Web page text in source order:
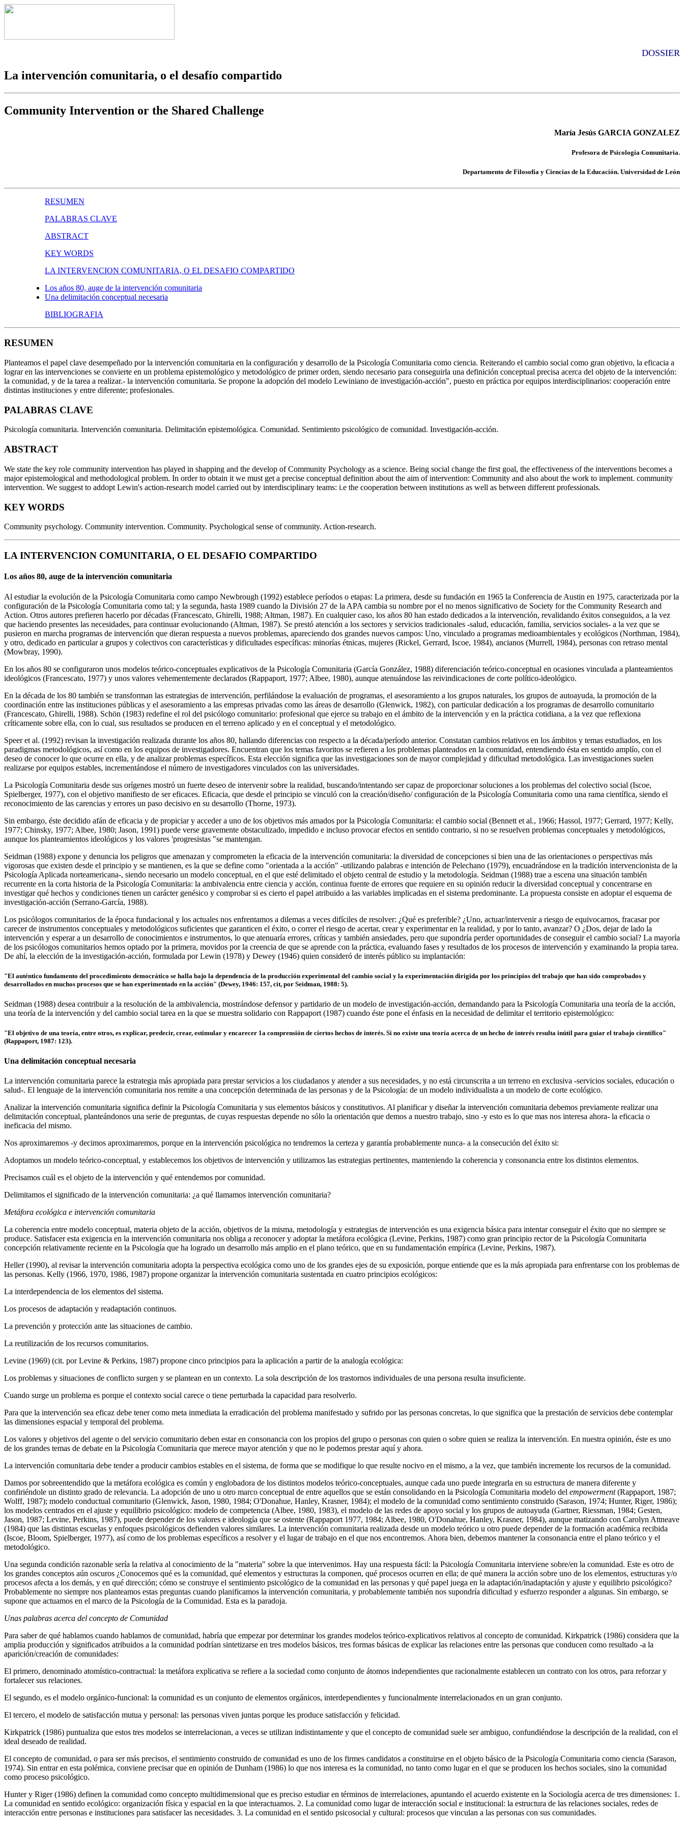
DOSSIER
La intervención comunitaria, o el desafío compartido
Community Intervention or the Shared Challenge
María Jesús GARCIA GONZALEZ
Profesora de Psicología Comunitaria.
Departamento de Filosofía y Ciencias de la Educación. Universidad de León
RESUMEN
PALABRAS CLAVE
ABSTRACT
KEY WORDS
LA INTERVENCION COMUNITARIA, O EL DESAFIO COMPARTIDO
Los años 80, auge de la intervención comunitaria
Una delimitación conceptual necesaria
BIBLIOGRAFIA
RESUMEN
Planteamos el papel clave desempeñado por la intervención comunitaria en la configuración y desarrollo de la Psicología Comunitaria como ciencia. Reiterando el cambio social como gran objetivo, la eficacia a
lograr en las intervenciones se convierte en un problema epistemológico y metodológico de primer orden, siendo necesario para conseguirla una definición conceptual precisa acerca del objeto de la intervención:
la comunidad, y de la tarea a realizar.- la intervención comunitaria. Se propone la adopción del modelo Lewiniano de investigación-acción", puesto en práctica por equipos interdisciplinarios: cooperación entre
distintas instituciones y entre diferente; profesionales.
PALABRAS CLAVE
Psicología comunitaria. Intervención comunitaria. Delimitación epistemológica. Comunidad. Sentimiento psicológico de comunidad. Investigación-acción.
ABSTRACT
We state the key role community intervention has played in shapping and the develop of Community Psychology as a science. Being social change the first goal, the effectiveness of the interventions becomes a
major epistemological and methodological problem. In order to obtain it we must get a precise conceptual definition about the aim of intervention: Community and also about the work to implement. community
intervention. We suggest to addopt Lewin's action-research model carried out by interdisciplinary teams: i.e the cooperation between institutions as well as between different professionals.
KEY WORDS
Community psychology. Community intervention. Community. Psychological sense of community. Action-research.
LA INTERVENCION COMUNITARIA, O EL DESAFIO COMPARTIDO
Los años 80, auge de la intervención comunitaria
Al estudiar la evolución de la Psicología Comunitaria como campo Newbrough (1992) establece períodos o etapas: La primera, desde su fundación en 1965 la Conferencia de Austin en 1975, caracterizada por la
configuración de la Psicología Comunitaria como tal; y la segunda, hasta 1989 cuando la División 27 de la APA cambia su nombre por el no menos significativo de Society for the Community Research and
Action. Otros autores prefieren hacerlo por décadas (Francescato, Ghirelli, 1988; Altman, 1987). En cualquier caso, los años 80 han estado dedicados a la intervención, revalidando éxitos conseguidos, a la vez
que haciendo presentes las necesidades, para continuar evolucionando (Altman, 1987). Se prestó atención a los sectores y servicios tradicionales -salud, educación, familia, servicios sociales- a la vez que se
pusieron en marcha programas de intervención que dieran respuesta a nuevos problemas, apareciendo dos grandes nuevos campos: Uno, vinculado a programas medioambientales y ecológicos (Northman, 1984),
y otro, dedicado en particular a grupos y colectivos con características y dificultades específicas: minorías étnicas, mujeres (Rickel, Gerrard, Iscoe, 1984), ancianos (Murrell, 1984), personas con retraso mental
(Mowbray, 1990).
En los años 80 se configuraron unos modelos teórico-conceptuales explicativos de la Psicología Comunitaria (García González, 1988) diferenciación teórico-conceptual en ocasiones vinculada a planteamientos
ideológicos (Francescato, 1977) y unos valores vehementemente declarados (Rappaport, 1977; Albee, 1980), aunque atenuándose las reivindicaciones de corte político-ideológico.
En la década de los 80 también se transforman las estrategias de intervención, perfilándose la evaluación de programas, el asesoramiento a los grupos naturales, los grupos de autoayuda, la promoción de la
coordinación entre las instituciones públicas y el asesoramiento a las empresas privadas como las áreas de desarrollo (Glenwick, 1982), con particular dedicación a los programas de desarrollo comunitario
(Francescato, Ghirelli, 1988). Schön (1983) redefine el rol del psicólogo comunitario: profesional que ejerce su trabajo en el ámbito de la intervención y en la práctica cotidiana, a la vez que reflexiona
críticamente sobre ella, con lo cual, sus resultados se producen en el terreno aplicado y en el conceptual y el metodológico.
Speer et al. (1992) revisan la investigación realizada durante los años 80, hallando diferencias con respecto a la década/período anterior. Constatan cambios relativos en los ámbitos y temas estudiados, en los
paradigmas metodológicos, así como en los equipos de investigadores. Encuentran que los temas favoritos se refieren a los problemas planteados en la comunidad, entendiendo ésta en sentido amplío, con el
deseo de conocer lo que ocurre en ella, y de analizar problemas específicos. Esta elección significa que las investigaciones son de mayor complejidad y dificultad metodológica. Las investigaciones suelen
realizarse por equipos estables, incrementándose el número de investigadores vinculados con las universidades.
La Psicología Comunitaria desde sus orígenes mostró un fuerte deseo de intervenir sobre la realidad, buscando/intentando ser capaz de proporcionar soluciones a los problemas del colectivo social (Iscoe,
Spielberger, 1977), con el objetivo manifiesto de ser eficaces. Eficacia, que desde el principio se vinculó con la creación/diseño/ configuración de la Psicología Comunitaria como una rama científica, siendo el
reconocimiento de las carencias y errores un paso decisivo en su desarrollo (Thorne, 1973).
Sin embargo, éste decidido afán de eficacia y de propiciar y acceder a uno de los objetivos más amados por la Psicología Comunitaria: el cambio social (Bennett et al., 1966; Hassol, 1977; Gerrard, 1977; Kelly,
1977; Chinsky, 1977; Albee, 1980; Jason, 1991) puede verse gravemente obstaculizado, impedido e incluso provocar efectos en sentido contrario, si no se resuelven problemas conceptuales y metodológicos,
aunque los planteamientos ideológicos y los valores 'progresistas "se mantengan.
Seidman (1988) expone y denuncia los peligros que amenazan y comprometen la eficacia de la intervención comunitaria: la diversidad de concepciones si bien una de las orientaciones o perspectivas más
vigorosas que existen desde el principio y se mantienen, es la que se define como "orientada a la acción" -utilizando palabras e intención de Pelechano (1979), encuadrándose en la tradición intervencionista de la
Psicología Aplicada norteamericana-, siendo necesario un modelo conceptual, en el que esté delimitado el objeto central de estudio y la metodología. Seidman (1988) trae a escena una situación también
recurrente en la corta historia de la Psicología Comunitaria: la ambivalencia entre ciencia y acción, continua fuente de errores que requiere en su opinión reducir la diversidad conceptual y concentrarse en
investigar qué hechos y condiciones tienen un carácter genésico y comprobar si es cierto el papel atribuido a las variables implicadas en el sistema predominante. La propuesta consiste en adoptar el esquema de
investigación-acción (Serrano-García, 1988).
Los psicólogos comunitarios de la época fundacional y los actuales nos enfrentamos a dilemas a veces difíciles de resolver: ¿Qué es preferible? ¿Uno, actuar/intervenir a riesgo de equivocarnos, fracasar por
carecer de instrumentos conceptuales y metodológicos suficientes que garanticen el éxito, o correr el riesgo de acertar, crear y experimentar en la realidad, y por lo tanto, avanzar? O ¿Dos, dejar de lado la
intervención y esperar a un desarrollo de conocimientos e instrumentos, lo que atenuaría errores, críticas y también ansiedades, pero que supondría perder oportunidades de conseguir el cambio social? La mayoría
de los psicólogos comunitarios hemos optado por la primera, movidos por la creencia de que se aprende con la práctica, evaluando fases y resultados de los procesos de intervención y examinando la propia tarea.
De ahí, la elección de la investigación-acción, formulada por Lewin (1978) y Dewey (1946) quien consideró de interés público su implantación:
"El auténtico fundamento del procedimiento democrático se halla bajo la dependencia de la producción experimental del cambio social y la experimentación dirigida por los principios del trabajo que han sido comprobados y
desarrollados en muchos procesos que se han experimentado en la acción" (Dewey, 1946: 157, cit, por Seidman, 1988: 5).
Seidman (1988) desea contribuir a la resolución de la ambivalencia, mostrándose defensor y partidario de un modelo de investigación-acción, demandando para la Psicología Comunitaria una teoría de la acción,
una teoría de la intervención y del cambio social tarea en la que se muestra solidario con Rappaport (1987) cuando éste pone el énfasis en la necesidad de delimitar el territorio epistemológico:
"El objetivo de una teoría, entre otros, es explicar, predecir, crear, estimular y encarecer 1a comprensión de ciertos hechos de interés. Si no existe una teoría acerca de un hecho de interés resulta inútil para guiar el trabajo científico"
(Rappaport, 1987: 123).
Una delimitación conceptual necesaria
La intervención comunitaria parece la estrategia más apropiada para prestar servicios a los ciudadanos y atender a sus necesidades, y no está circunscrita a un terreno en exclusiva -servicios sociales, educación o
salud-. El lenguaje de la intervención comunitaria nos remite a una concepción determinada de las personas y de la Psicología: de un modelo individualista a un modelo de corte ecológico.
Analizar la intervención comunitaria significa definir la Psicología Comunitaria y sus elementos básicos y constitutivos. Al planificar y diseñar la intervención comunitaria debemos previamente realizar una
delimitación conceptual, planteándonos una serie de preguntas, de cuyas respuestas depende no sólo la orientación que demos a nuestro trabajo, sino -y esto es lo que mas nos interesa ahora- la eficacia o
ineficacia del mismo.
Nos aproximaremos -y decimos aproximaremos, porque en la intervención psicológica no tendremos la certeza y garantía probablemente nunca- a la consecución del éxito si:
Adoptamos un modelo teórico-conceptual, y establecemos los objetivos de intervención y utilizamos las estrategias pertinentes, manteniendo la coherencia y consonancia entre los distintos elementos.
Precisamos cuál es el objeto de la intervención y qué entendemos por comunidad.
Delimitamos el significado de la intervención comunitaria: ¿a qué llamamos intervención comunitaria?
Metáfora ecológica e intervención comunitaria
La coherencia entre modelo conceptual, materia objeto de la acción, objetivos de la misma, metodología y estrategias de intervención es una exigencia básica para intentar conseguir el éxito que no siempre se
produce. Satisfacer esta exigencia en la intervención comunitaria nos obliga a reconocer y adoptar la metáfora ecológica (Levine, Perkins, 1987) como gran principio rector de la Psicología Comunitaria
concepción relativamente reciente en la Psicología que ha logrado un desarrollo más amplio en el plano teórico, que en su fundamentación empírica (Levine, Perkins, 1987).
Heller (1990), al revisar la intervención comunitaria adopta la perspectiva ecológica como uno de los grandes ejes de su exposición, porque entiende que es la más apropiada para enfrentarse con los problemas de
las personas. Kelly (1966, 1970, 1986, 1987) propone organizar la intervención comunitaria sustentada en cuatro principios ecológicos:
La interdependencia de los elementos del sistema.
Los procesos de adaptación y readaptación continuos.
La prevención y protección ante las situaciones de cambio.
La reutilización de los recursos comunitarios.
Levine (1969) (cit. por Levine & Perkins, 1987) propone cinco principios para la aplicación a partir de la analogía ecológica:
Los problemas y situaciones de conflicto surgen y se plantean en un contexto. La sola descripción de los trastornos individuales de una persona resulta insuficiente.
Cuando surge un problema es porque el contexto social carece o tiene perturbada la capacidad para resolverlo.
Para que la intervención sea eficaz debe tener como meta inmediata la erradicación del problema manifestado y sufrido por las personas concretas, lo que significa que la prestación de servicios debe contemplar
las dimensiones espacial y temporal del problema.
Los valores y objetivos del agente o del servicio comunitario deben estar en consonancia con los propios del grupo o personas con quien o sobre quien se realiza la intervención. En nuestra opinión, éste es uno
de los grandes temas de debate en la Psicología Comunitaria que merece mayor atención y que no le podemos prestar aquí y ahora.
La intervención comunitaria debe tender a producir cambios estables en el sistema, de forma que se modifique lo que resulte nocivo en el mismo, a la vez, que también incremente los recursos de la comunidad.
Damos por sobreentendido que la metáfora ecológica es común y englobadora de los distintos modelos teórico-conceptuales, aunque cada uno puede integrarla en su estructura de manera diferente y
confiriéndole un distinto grado de relevancia. La adopción de uno u otro marco conceptual de entre aquellos que se están consolidando en la Psicología Comunitaria modelo del empowerment(Rappaport, 1987;
Wolff, 1987); modelo conductual comunitario (Glenwick, Jason, 1980, 1984; O'Donahue, Hanley, Krasner, 1984); el modelo de la comunidad como sentimiento construido (Sarason, 1974; Hunter, Riger, 1986);
los modelos centrados en el ajuste y equilibrio psicológico: modelo de competencia (Albee, 1980, 1983), el modelo de las redes de apoyo social y los grupos de autoayuda (Gartner, Riessman, 1984; Gesten,
Jason, 1987; Levine, Perkins, 1987), puede depender de los valores e ideología que se ostente (Rappaport 1977, 1984; Albee, 1980, O'Donahue, Hanley, Krasner, 1984), aunque matizando con Carolyn Attneave
(1984) que las distintas escuelas y enfoques psicológicos defienden valores similares. La intervención comunitaria realizada desde un modelo teórico u otro puede depender de la formación académica recibida
(Iscoe, Bloom, Spielberger, 1977), así como de los problemas específicos a resolver y el lugar de trabajo en el que nos encontremos. Ahora bien, debemos mantener la consonancia entre el plano teórico y el
metodológico.
Una segunda condición razonable sería la relativa al conocimiento de la "materia" sobre la que intervenimos. Hay una respuesta fácil: la Psicología Comunitaria interviene sobre/en la comunidad. Este es otro de
los grandes conceptos aún oscuros ¿Conocemos qué es la comunidad, qué elementos y estructuras la componen, qué procesos ocurren en ella; de qué manera la acción sobre uno de los elementos, estructuras y/o
procesos afecta a los demás, y en qué dirección; cómo se construye el sentimiento psicológico de la comunidad en las personas y qué papel juega en la adaptación/inadaptación y ajuste y equilibrio psicológico?
Probablemente no siempre nos planteamos estas preguntas cuando planificamos la intervención comunitaria, y probablemente también nos supondría dificultad y esfuerzo responder a algunas. Sin embargo, se
supone que actuamos en el marco de la Psicología de la Comunidad. Esta es la paradoja.
Unas palabras acerca del concepto de Comunidad
Para saber de qué hablamos cuando hablamos de comunidad, habría que empezar por determinar los grandes modelos teórico-explicativos relativos al concepto de comunidad. Kirkpatrick (1986) considera que la
amplia producción y significados atribuidos a la comunidad podrían sintetizarse en tres modelos básicos, tres formas básicas de explicar las relaciones entre las personas que conducen como resultado -a la
aparición/creación de comunidades:
El primero, denominado atomístico-contractual: la metáfora explicativa se refiere a la sociedad como conjunto de átomos independientes que racionalmente establecen un contrato con los otros, para reforzar y
fortalecer sus relaciones.
El segundo, es el modelo orgánico-funcional: la comunidad es un conjunto de elementos orgánicos, interdependientes y funcionalmente interrelacionados en un gran conjunto.
El tercero, el modelo de satisfacción mutua y personal: las personas viven juntas porque les produce satisfacción y felicidad.
Kirkpatrick (1986) puntualiza que estos tres modelos se interrelacionan, a veces se utilizan indistintamente y que el concepto de comunidad suele ser ambiguo, confundiéndose la descripción de la realidad, con el
ideal deseado de realidad.
El concepto de comunidad, o para ser más precisos, el sentimiento construido de comunidad es uno de los firmes candidatos a constituirse en el objeto básico de la Psicología Comunitaria como ciencia (Sarason,
1974). Sin entrar en esta polémica, conviene precisar que en opinión de Dunham (1986) lo que nos interesa es la comunidad, no tanto como lugar en el que se producen los hechos sociales, sino la comunidad
como proceso psicológico.
Hunter y Riger (1986) definen la comunidad como concepto multidimensional que es preciso estudiar en términos de interrelaciones, apuntando el acuerdo existente en la Sociología acerca de tres dimensiones: 1.
La comunidad en sentido ecológico: organización física y espacial en la que interactuamos. 2. La comunidad como lugar de interacción social e institucional: la estructura de las relaciones sociales, redes de
interacción entre personas e instituciones para satisfacer las necesidades. 3. La comunidad en el sentido psicosocial y cultural: procesos que vinculan a las personas con sus comunidades.